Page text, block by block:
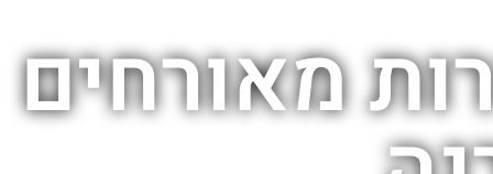
מאורחים